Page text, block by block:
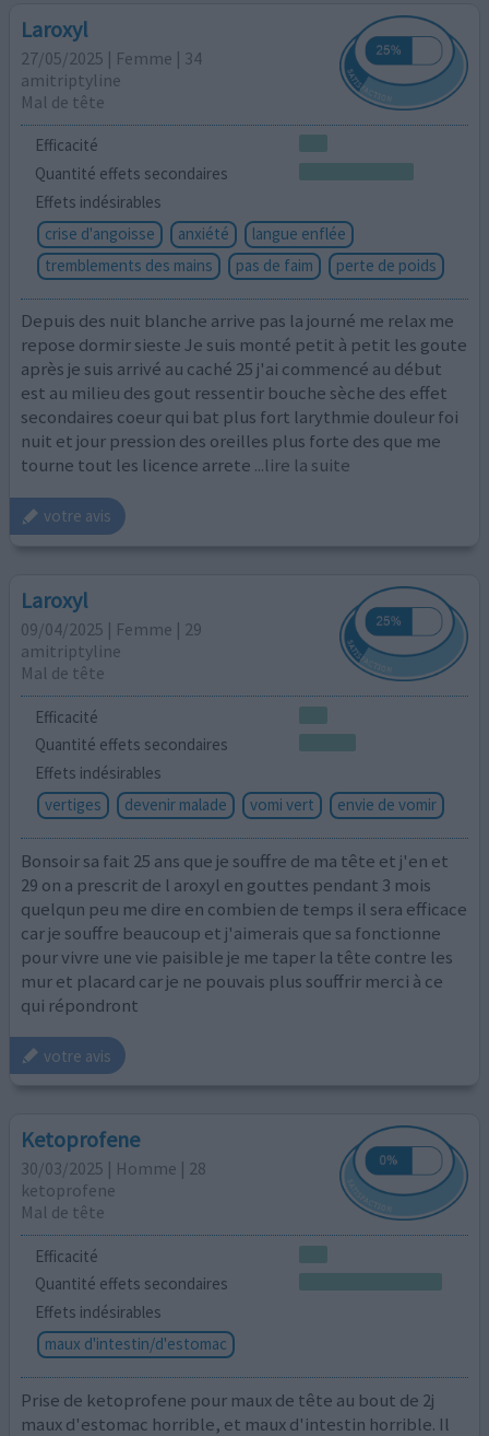
Laroxyl
27/05/2025 | Femme | 34
amitriptyline
Mal de tête
Efficacité
Quantité effets secondaires
Effets indésirables
crise d'angoisse
anxiété
langue enflée
tremblements des mains
pas de faim perte de poids
Depuis des nuit blanche arrive pas la journé me relax me
repose dormir sieste Je suis monté petit à petit les goute
après je suis arrivé au caché 25 j'ai commencé au début
est au milieu des gout ressentir bouche sèche des effet
secondaires coeur qui bat plus fort larythmie douleur foi
nuit et jour pression des oreilles plus forte des que me
tourne tout les licence arrete ...lire la suite
votre avis
Laroxyl
09/04/2025 | Femme | 29
amitriptyline
Mal de tête
Efficacité
Quantité effets secondaires
Effets indésirables
vertiges
devenir malade vomi vert envie de vomir
Bonsoir sa fait 25 ans que je souffre de ma tête et j'en et
29 on a prescrit de l aroxyl en gouttes pendant 3 mois
quelqun peu me dire en combien de temps il sera efficace
car je souffre beaucoup et j'aimerais que sa fonctionne
pour vivre une vie paisible je me taper la tête contre les
mur et placard car je ne pouvais plus souffrir merci à ce
qui répondront
votre avis
Ketoprofene
30/03/2025 | Homme | 28
ketoprofene
Mal de tête
Efficacité
Quantité effets secondaires
Effets indésirables
maux d'intestin/d'estomac
Prise de ketoprofene pour maux de tête au bout de 2j
maux d'estomac horrible, et maux d'intestin horrible. Il